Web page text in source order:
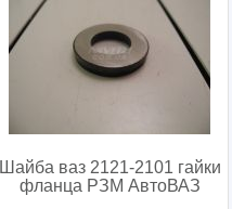
Шайба ваз 2121-2101 гайки
фланца РЗМ АвтоВАЗ